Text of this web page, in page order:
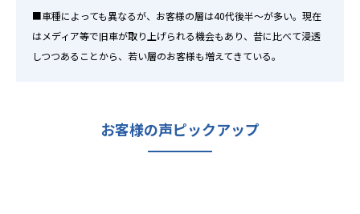
■車種によっても異なるが、お客様の層は40代後半～が多い。現在
はメディア等で旧車が取り上げられる機会もあり、昔に比べて浸透
しつつあることから、若い層のお客様も増えてきている。
お客様の声ピックアップ